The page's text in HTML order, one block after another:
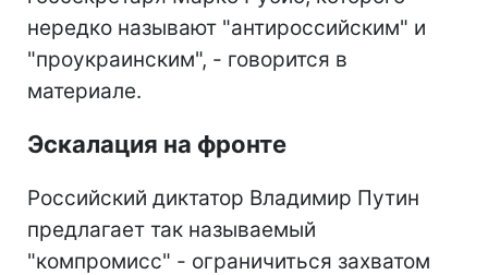
нередко называют "антироссийским" и
"проукраинским", - говорится в
материале.
Эскалация на фронте
Российский диктатор Владимир Путин
предлагает так называемый
"компромисс" - ограничиться захватом